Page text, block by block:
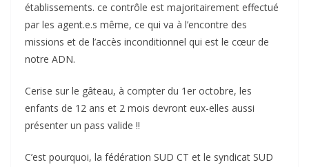
établissements. ce contrôle est majoritairement effectué
par les agent.e.s même, ce qui va à l’encontre des
missions et de l’accès inconditionnel qui est le cœur de
notre ADN.
Cerise sur le gâteau, à compter du 1er octobre, les
enfants de 12 ans et 2 mois devront eux-elles aussi
présenter un pass valide !!
C’est pourquoi, la fédération SUD CT et le syndicat SUD